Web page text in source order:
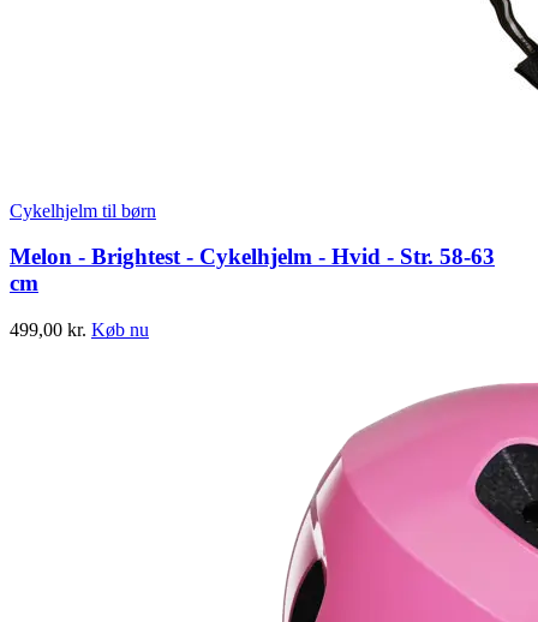
Cykelhjelm til børn
Melon - Brightest - Cykelhjelm - Hvid - Str. 58-63
cm
499,00 kr. Køb nu